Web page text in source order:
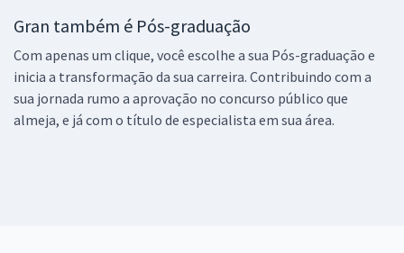
Gran também é Pós-graduação
Com apenas um clique, você escolhe a sua Pós-graduação e
inicia a transformação da sua carreira. Contribuindo com a
sua jornada rumo a aprovação no concurso público que
almeja, e já com o título de especialista em sua área.